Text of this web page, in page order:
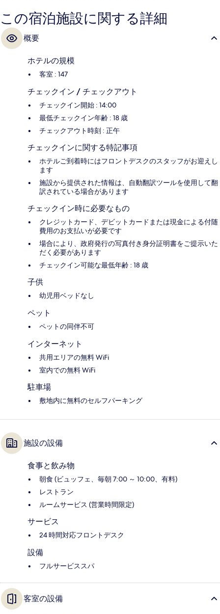
この宿泊施設に関する詳細
概要
ホテルの規模
客室 : 147
チェックイン / チェックアウト
チェックイン開始 : 14:00
最低チェックイン年齢 : 18 歳
チェックアウト時刻 : 正午
チェックインに関する特記事項
ホテルご到着時にはフロントデスクのスタッフがお迎えし
ます
施設から提供された情報は、自動翻訳ツールを使用して翻
訳されている場合があります
チェックイン時に必要なもの
クレジットカード、デビットカードまたは現金による付随
費用のお支払いが必要です
場合により、政府発行の写真付き身分証明書をご提示いた
だく必要があります
チェックイン可能な最低年齢 : 18 歳
子供
幼児用ベッドなし
ペット
ペットの同伴不可
インターネット
共用エリアの無料 WiFi
室内での無料 WiFi
駐車場
敷地内に無料のセルフパーキング
施設の設備
食事と飲み物
朝食 (ビュッフェ、毎朝 7:00 ～ 10:00、有料)
レストラン
ルームサービス (営業時間限定)
サービス
24 時間対応フロントデスク
設備
フルサービススパ
客室の設備